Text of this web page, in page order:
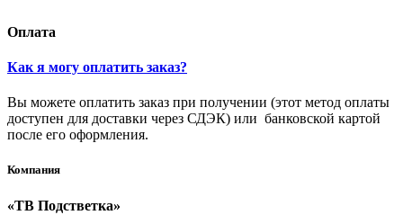
Оплата
Как я могу оплатить заказ?
Вы можете оплатить заказ при получении (этот метод оплаты
доступен для доставки через СДЭК) или банковской картой
после его оформления.
Компания
«ТВ Подстветка»